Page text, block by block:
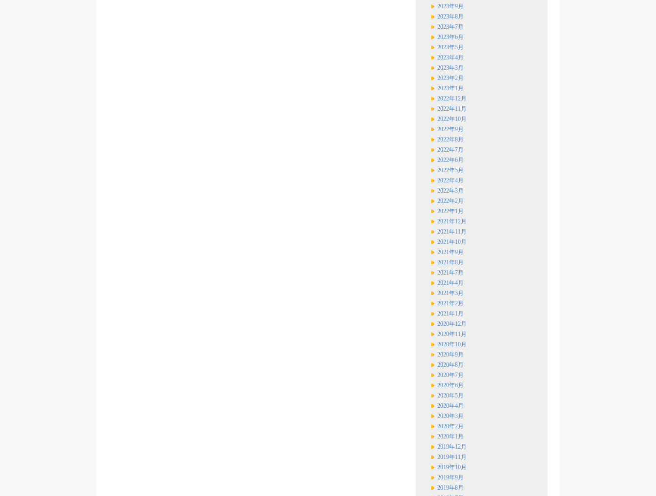
2023年9月
2023年8月
2023年7月
2023年6月
2023年5月
2023年4月
2023年3月
2023年2月
2023年1月
2022年12月
2022年11月
2022年10月
2022年9月
2022年8月
2022年7月
2022年6月
2022年5月
2022年4月
2022年3月
2022年2月
2022年1月
2021年12月
2021年11月
2021年10月
2021年9月
2021年8月
2021年7月
2021年4月
2021年3月
2021年2月
2021年1月
2020年12月
2020年11月
2020年10月
2020年9月
2020年8月
2020年7月
2020年6月
2020年5月
2020年4月
2020年3月
2020年2月
2020年1月
2019年12月
2019年11月
2019年10月
2019年9月
2019年8月